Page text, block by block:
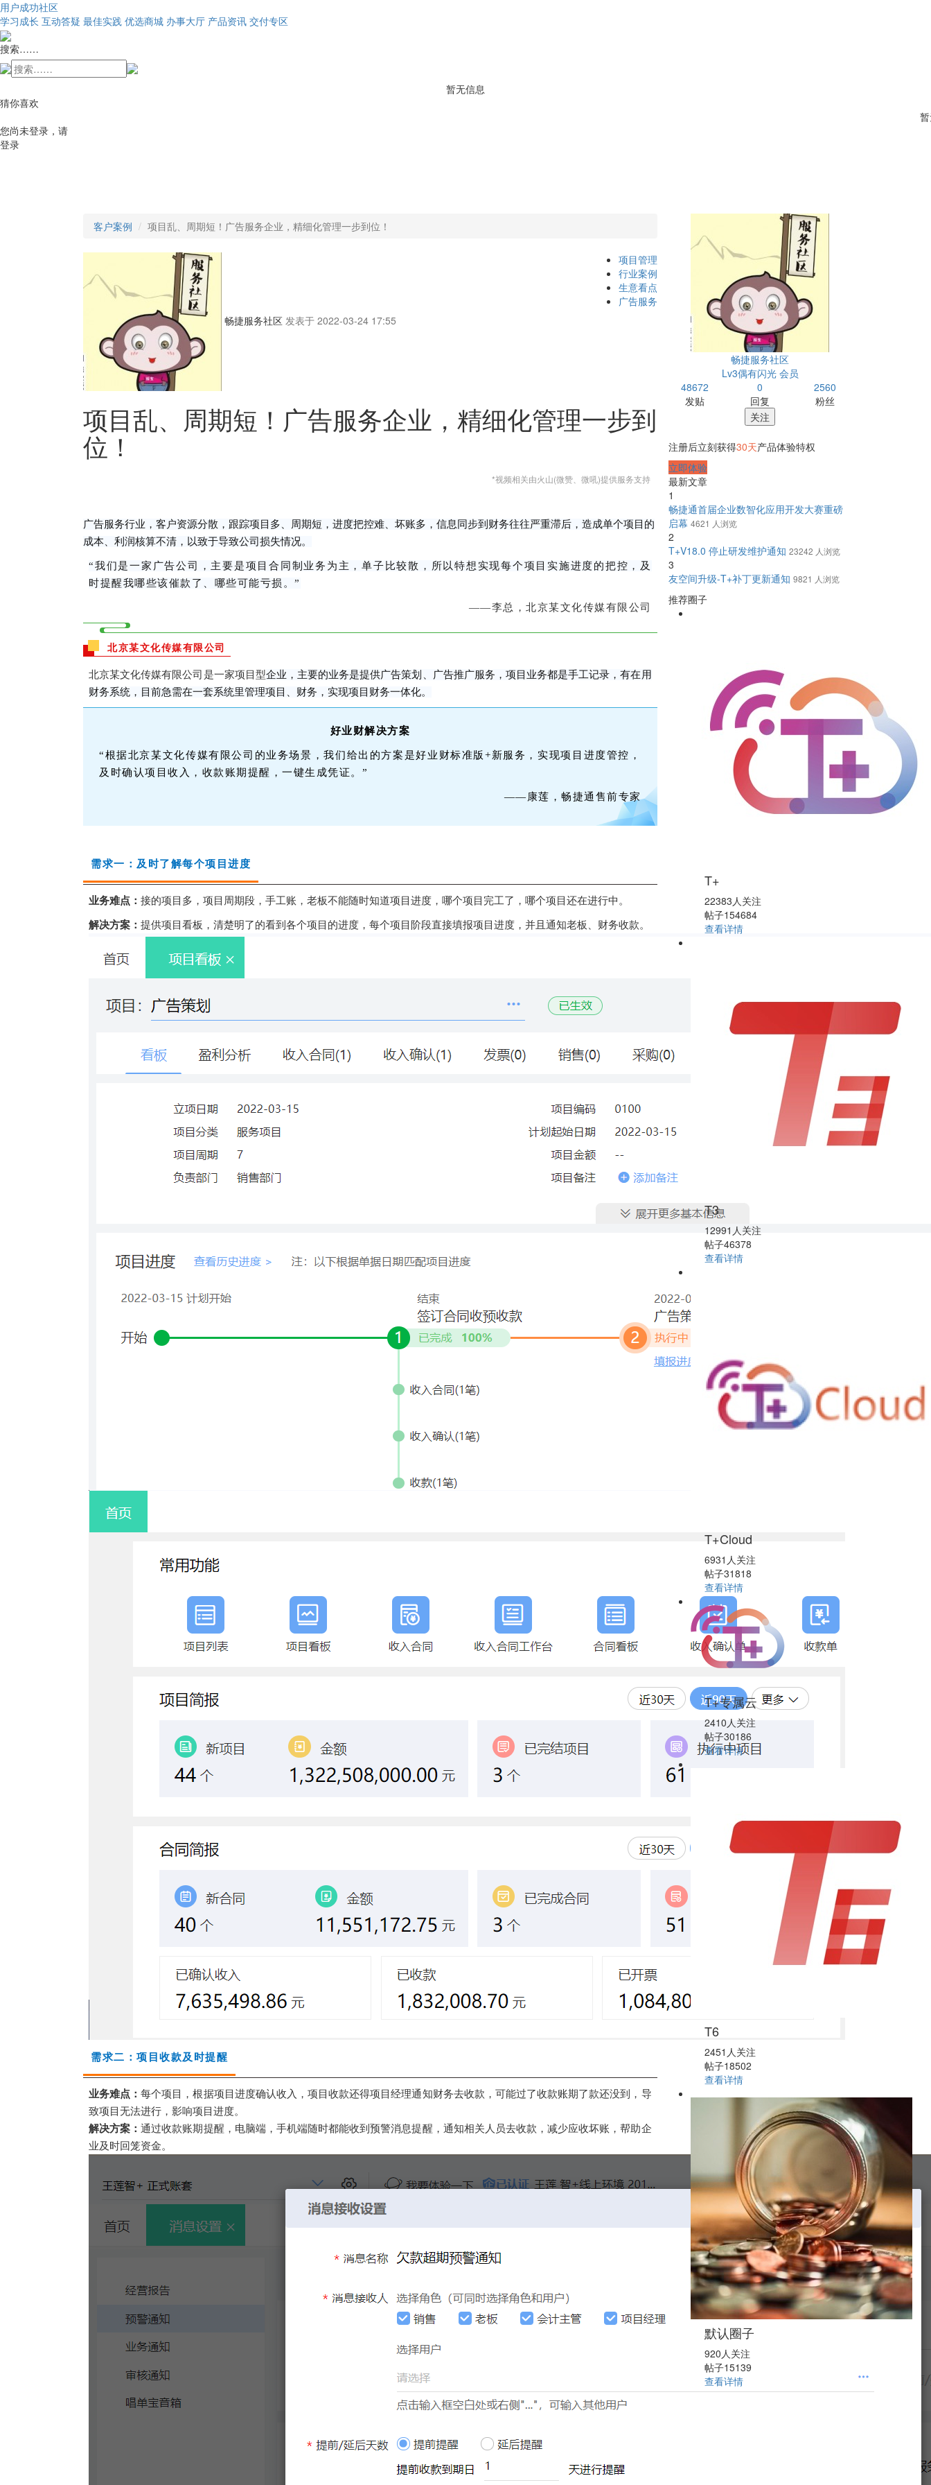
用户成功社区
学习成长 互动答疑 最佳实践 优选商城 办事大厅 产品资讯 交付专区
搜索……
暂无信息
猜你喜欢
您尚未登录，请
登录
客户案例 项目乱、周期短！广告服务企业，精细化管理一步到位！
项目管理
行业案例
生意看点
广告服务
畅捷服务社区 发表于 2022-03-24 17:55
项目乱、周期短！广告服务企业，精细化管理一步到
位！
*视频相关由火山(微赞、微吼)提供服务支持
广告服务行业，客户资源分散，跟踪项目多、周期短，进度把控难、坏账多，信息同步到财务往往严重滞后，造成单个项目的
成本、利润核算不清，以致于导致公司损失情况。
“我们是一家广告公司，主要是项目合同制业务为主，单子比较散，所以特想实现每个项目实施进度的把控，及
时提醒我哪些该催款了、哪些可能亏损。”
——李总，北京某文化传媒有限公司
北京某文化传媒有限公司
北京某文化传媒有限公司 是一家项目型企业，主要的业务是提供广告策划、广告推广服务，项目业务都是手工记录，有在用
财务系统，目前急需在一套系统里管理项目、财务，实现项目财务一体化。
好业财解决方案
“根据北京某文化传媒有限公司的业务场景，我们给出的方案是好业财标准版+新服务，实现项目进度管控，
及时确认项目收入，收款账期提醒，一键生成凭证。”
——康莲，畅捷通售前专家
需求一：及时了解每个项目进度
业务难点： 接的项目多，项目周期段，手工账，老板不能随时知道项目进度，哪个项目完工了，哪个项目还在进行中。
解决方案： 提供项目看板，清楚明了的看到各个项目的进度，每个项目阶段直接填报项目进度，并且通知老板、财务收款。
需求二：项目收款及时提醒
业务难点：每个项目，根据项目进度确认收入，项目收款还得项目经理通知财务去收款，可能过了收款账期了款还没到，导
致项目无法进行，影响项目进度。
解决方案：通过收款账期提醒，电脑端，手机端随时都能收到预警消息提醒，通知相关人员去收款，减少应收坏账，帮助企
业及时回笼资金。
畅捷服务社区
Lv3偶有闪光 会员
48672
发贴
0
回复
2560
粉丝
关注
注册后立刻获得30天产品体验特权
立即体验
最新文章
1
畅捷通首届企业数智化应用开发大赛重磅
启幕 4621 人浏览
2
T+V18.0 停止研发维护通知 23242 人浏览
3
友空间升级-T+补丁更新通知 9821 人浏览
推荐圈子
T+
22383人关注
帖子154684
查看详情
T3
12991人关注
帖子46378
查看详情
T+Cloud
6931人关注
帖子31818
查看详情
T+专属云
2410人关注
帖子30186
查看详情
T6
2451人关注
帖子18502
查看详情
默认圈子
920人关注
帖子15139
查看详情